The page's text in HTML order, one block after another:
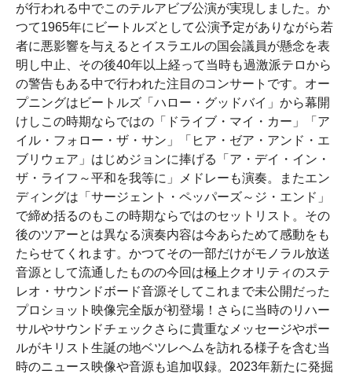
が行われる中でこのテルアビブ公演が実現しました。か
つて1965年にビートルズとして公演予定がありながら若
者に悪影響を与えるとイスラエルの国会議員が懸念を表
明し中止、その後40年以上経って当時も過激派テロから
の警告もある中で行われた注目のコンサートです。オー
プニングはビートルズ「ハロー・グッドバイ」から幕開
けしこの時期ならではの「ドライブ・マイ・カー」「ア
イル・フォロー・ザ・サン」「ヒア・ゼア・アンド・エ
ブリウェア」はじめジョンに捧げる「ア・デイ・イン・
ザ・ライフ～平和を我等に」メドレーも演奏。またエン
ディングは「サージェント・ペッパーズ～ジ・エンド」
で締め括るのもこの時期ならではのセットリスト。その
後のツアーとは異なる演奏内容は今あらためて感動をも
たらせてくれます。かつてその一部だけがモノラル放送
音源として流通したものの今回は極上クオリティのステ
レオ・サウンドボード音源そしてこれまで未公開だった
プロショット映像完全版が初登場！さらに当時のリハー
サルやサウンドチェックさらに貴重なメッセージやポー
ルがキリスト生誕の地ベツレヘムを訪れる様子を含む当
時のニュース映像や音源も追加収録。2023年新たに発掘